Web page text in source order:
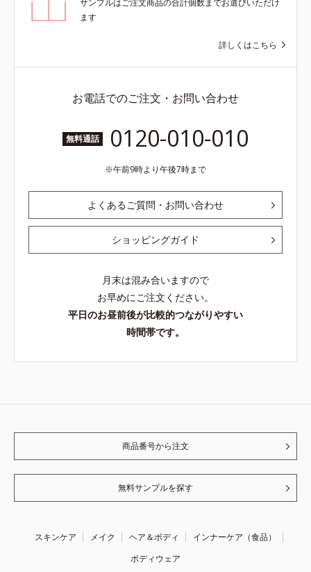
サンプルはご注文商品の合計個数までお選びいただけ
ます
詳しくはこちら
お電話でのご注文・お問い合わせ
無料通話 0120-010-010
午前9時より午後7時まで
よくあるご質問・お問い合わせ
ショッピングガイド
月末は混み合いますので
お早めにご注文ください。
平日のお昼前後が比較的つながりやすい
時間帯です。
商品番号から注文
無料サンプルを探す
スキンケア メイク ヘア＆ボディ
インナーケア（食品）
ボディウェア